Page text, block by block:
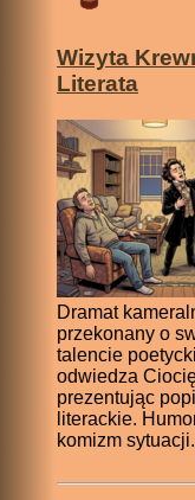
Wizyta
Literata
Dramat
przekonany o
talencie
odwiedza
prezentując
literackie.
komizm sytuacji.